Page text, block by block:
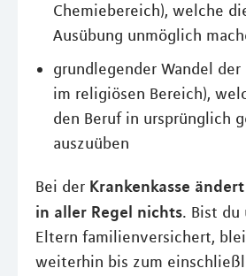
Chemiebereich), welche
Ausübung unmöglich
grundlegender Wandel der
im religiösen Bereich),
den Beruf in ursprünglich
auszuüben
Bei der Krankenkasse
in aller Regel nichts. Bist du
Eltern familienversichert,
weiterhin bis zum